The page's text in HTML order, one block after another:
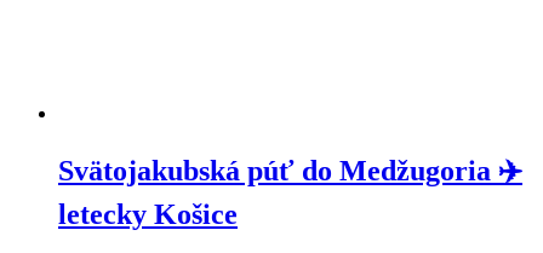
Svätojakubská púť do Medžugoria ✈️
letecky Košice